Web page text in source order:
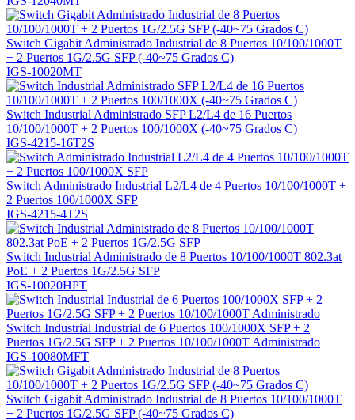
Switch Gigabit Administrado Industrial de 8 Puertos 10/100/1000T
+ 2 Puertos 1G/2.5G SFP (-40~75 Grados C)
IGS-10020MT
Switch Industrial Administrado SFP L2/L4 de 16 Puertos
10/100/1000T + 2 Puertos 100/1000X (-40~75 Grados C)
IGS-4215-16T2S
Switch Administrado Industrial L2/L4 de 4 Puertos 10/100/1000T +
2 Puertos 100/1000X SFP
IGS-4215-4T2S
Switch Industrial Administrado de 8 Puertos 10/100/1000T 802.3at
PoE + 2 Puertos 1G/2.5G SFP
IGS-10020HPT
Switch Industrial Industrial de 6 Puertos 100/1000X SFP + 2
Puertos 1G/2.5G SFP + 2 Puertos 10/100/1000T Administrado
IGS-10080MFT
Switch Gigabit Administrado Industrial de 8 Puertos 10/100/1000T
+ 2 Puertos 1G/2.5G SFP (-40~75 Grados C)